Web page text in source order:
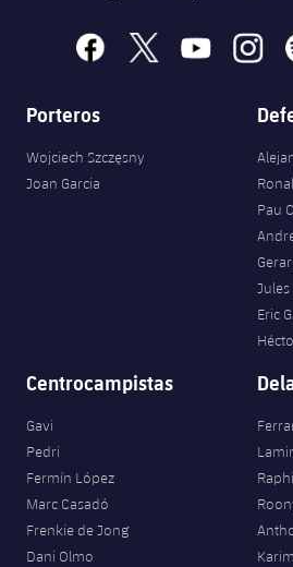
facebook
x youtube
Porteros
Wojciech Szczęsny
Joan Garcia
Pau
Eric
Centrocampistas
Gavi
Pedri
Fermín López
Marc Casadó
Frenkie de Jong
Dani Olmo